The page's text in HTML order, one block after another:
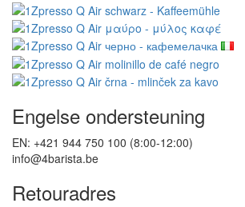
Engelse ondersteuning
EN: +421 944 750 100 (8:00-12:00)
info@4barista.be
Retouradres